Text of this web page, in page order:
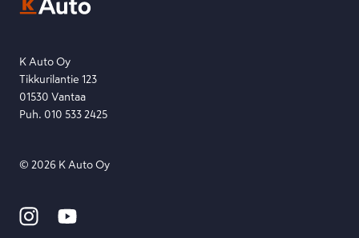
Etsi toimipiste
K Auto Oy
Tikkurilantie 123
01530 Vantaa
Puh. 010 533 2425
© 2026 K Auto Oy